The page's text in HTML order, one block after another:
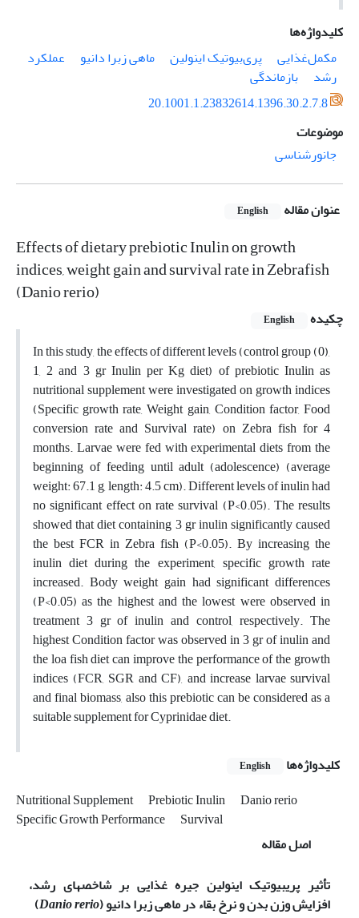
کلیدواژه‌ها
مکمل‌غذایی
پری‌بیوتیک اینولین ماهی زبرا دانیو
عملکرد
رشد
بازماندگی
20.1001.1.23832614.1396.30.2.7.8
موضوعات
جانورشناسی
عنوان مقاله English
Effects of dietary prebiotic Inulin on growth
indices, weight gain and survival rate in Zebrafish
(Danio rerio)
چکیده English
In this study, the effects of different levels (control group (0),
1, 2 and 3 gr Inulin per Kg diet) of prebiotic Inulin as
nutritional supplement were investigated on growth indices
(Specific growth rate, Weight gain, Condition factor, Food
conversion rate and Survival rate) on Zebra fish for 4
months. Larvae were fed with experimental diets from the
beginning of feeding until adult (adolescence) (average
weight: 67.1 g, length: 4.5 cm). Different levels of inulin had
no significant effect on rate survival (P<0.05). The results
showed that diet containing 3 gr inulin significantly caused
the best FCR in Zebra fish (P<0.05). By increasing the
inulin diet during the experiment, specific growth rate
increased. Body weight gain had significant differences
(P<0.05) as the highest and the lowest were observed in
treatment 3 gr of inulin and control, respectively. The
highest Condition factor was observed in 3 gr of inulin and
the loa fish diet can improve the performance of the growth
indices (FCR, SGR and CF), and increase larvae survival
and final biomass, also this prebiotic can be considered as a
suitable supplement for Cyprinidae diet.
کلیدواژه‌ها
English
Nutritional Supplement Prebiotic Inulin
Danio rerio
Specific Growth Performance
Survival
اصل مقاله
تأثیر پری­بیوتیک اینولین جیره غذایی بر شاخص­های رشد،
افزایش وزن بدن و نرخ بقاء در ماهی زبرا دانیو (Danio rerio
)